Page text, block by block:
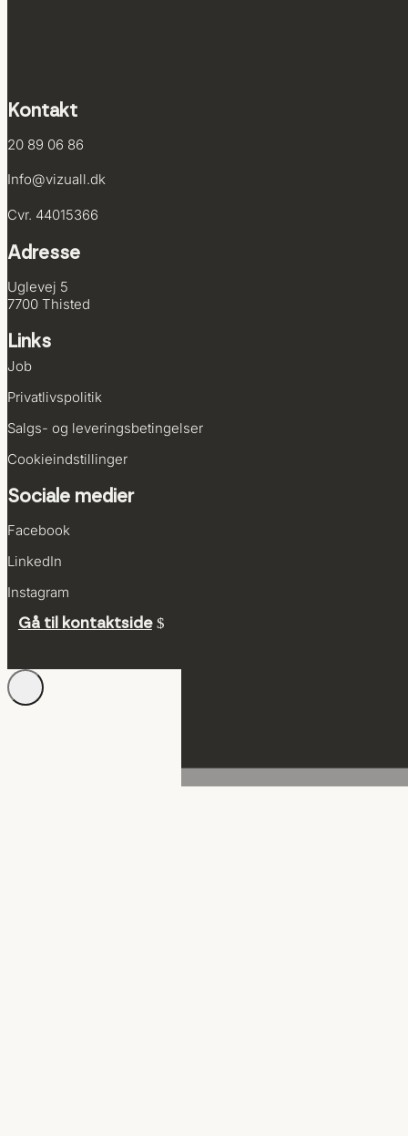
Kontakt
20 89 06 86
Info@vizuall.dk
Cvr. 44015366
Adresse
Uglevej 5
7700 Thisted
Links
Job
Privatlivs­politik
Salgs- og leverings­betingelser
Cookie­indstillinger
Sociale medier
Facebook
LinkedIn
Instagram
Gå til kontaktside